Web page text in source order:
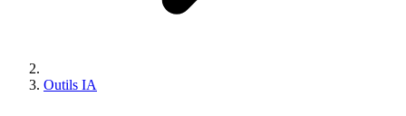
Outils IA